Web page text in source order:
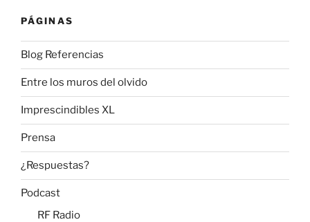
PÁGINAS
Blog Referencias
Entre los muros del olvido
Imprescindibles XL
Prensa
¿Respuestas?
Podcast
RF Radio